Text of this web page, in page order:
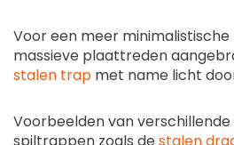
Voor een meer
massieve plaattreden
stalen trap met name licht
Voorbeelden van
spiltrappen zoals destalen